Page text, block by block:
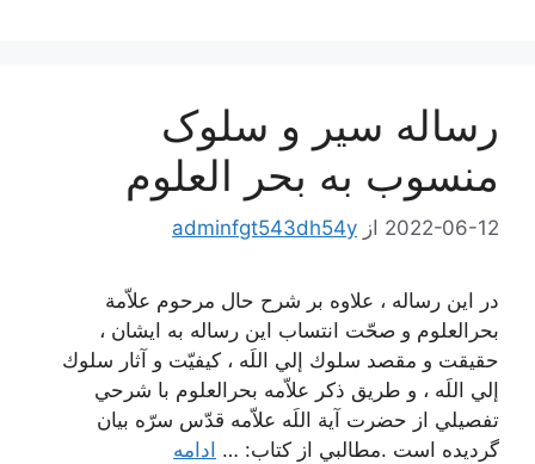
رساله سیر و سلوک
منسوب به بحر العلوم
2022-06-12 از adminfgt543dh54y
در اين‌ رساله‌ ، علاوه‌ بر شرح‌ حال‌ مرحوم‌ علاّمة‌
بحرالعلوم‌ و صحّت‌ انتساب‌ اين‌ رساله‌ به ايشان ، ‌
حقيقت‌ و مقصد سلوك‌ إلي‌ اللَه‌ ، كيفيّت‌ و آثار سلوك‌
إلي‌ اللَه ، و طريق‌ ذكر علاّمه بحرالعلوم با شرحي
‌تفصيلي‌ از حضرت‌ آية‌ اللَه‌ علاّمه‌ قدّس‌ سرّه‌ بيان‌
گرديده‌ است‌ .مطالبي از كتاب: … ادامه